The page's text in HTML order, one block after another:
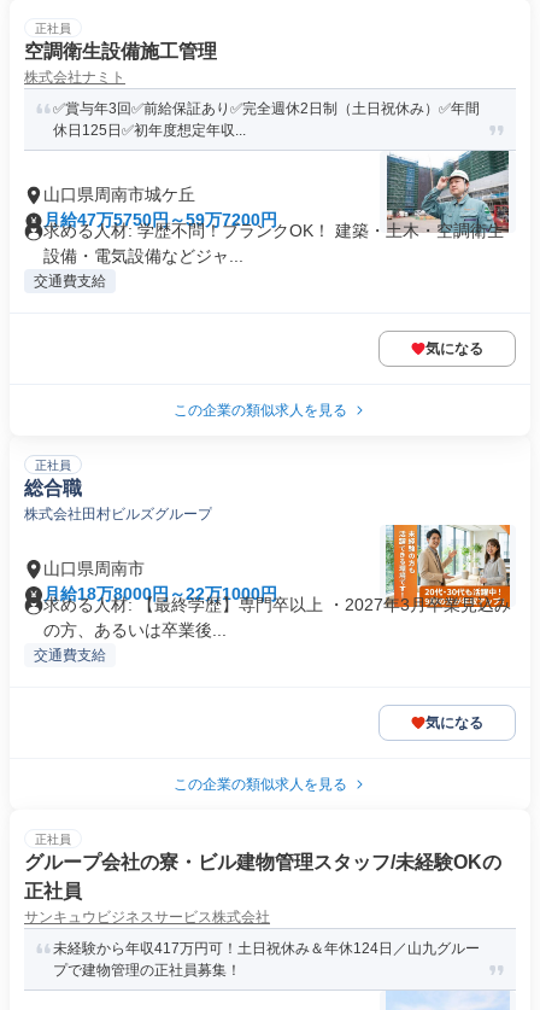
正社員
空調衛生設備施工管理
株式会社ナミト
✅賞与年3回✅前給保証あり✅完全週休2日制（土日祝休み）✅年間
休日125日✅初年度想定年収...
山口県周南市城ケ丘
月給47万5750円～59万7200円
求める人材: 学歴不問！ブランクOK！ 建築・土木・空調衛生
設備・電気設備などジャ...
交通費支給
気になる
この企業の類似求人を見る
正社員
総合職
株式会社田村ビルズグループ
山口県周南市
月給18万8000円～22万1000円
求める人材: 【最終学歴】専門卒以上 ・2027年3月卒業見込み
の方、あるいは卒業後...
交通費支給
気になる
この企業の類似求人を見る
正社員
グループ会社の寮・ビル建物管理スタッフ/未経験OKの
正社員
サンキュウビジネスサービス株式会社
未経験から年収417万円可！土日祝休み＆年休124日／山九グルー
プで建物管理の正社員募集！